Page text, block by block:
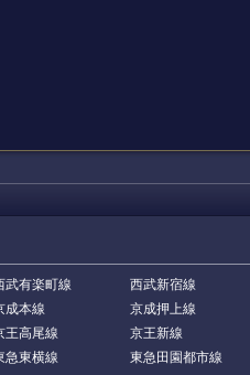
武有楽町線 西武新宿線
成本線 京成押上線
王高尾線 京王新線
急東横線 東急田園都市線